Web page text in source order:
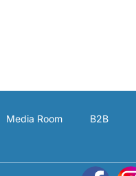
Media Room B2B